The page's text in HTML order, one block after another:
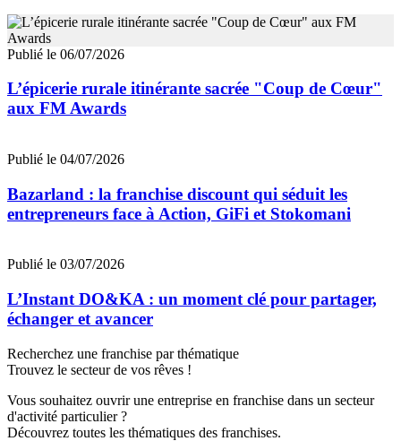
Publié le 06/07/2026
L’épicerie rurale itinérante sacrée "Coup de Cœur"
aux FM Awards
Publié le 04/07/2026
Bazarland : la franchise discount qui séduit les
entrepreneurs face à Action, GiFi et Stokomani
Publié le 03/07/2026
L’Instant DO&KA : un moment clé pour partager,
échanger et avancer
Recherchez une franchise par thématique
Trouvez le secteur de vos rêves !
Vous souhaitez ouvrir une entreprise en franchise dans un secteur
d'activité particulier ?
Découvrez toutes les thématiques des franchises.